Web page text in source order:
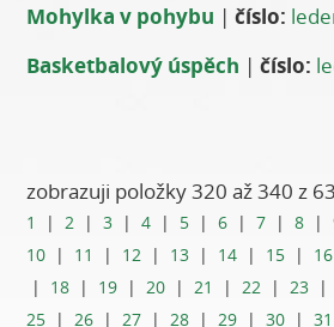
Mohylka v pohybu |číslo:
Basketbalový úspěch |číslo:
zobrazuji položky 320 až 340 z
1 | 2 |3 |4 | 5 |6 |7 |8 |
10 | 11 | 12 | 13 | 14 | 15 | 16
| 18 | 19 | 20 | 21 | 22 | 23 |
25 | 26 | 27 | 28 | 29 |30 |31